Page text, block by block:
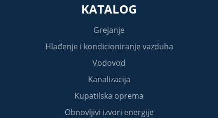
KATALOG
Grejanje
Hlađenje i kondicioniranje vazduha
Vodovod
Kanalizacija
Kupatilska oprema
Obnovljivi izvori energije